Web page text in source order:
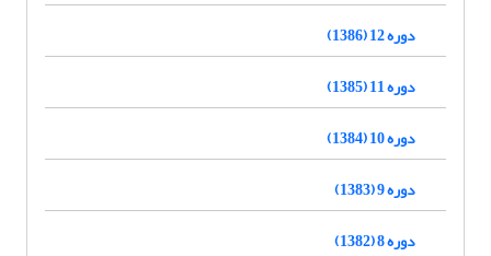
دوره 12 (1386)
دوره 11 (1385)
دوره 10 (1384)
دوره 9 (1383)
دوره 8 (1382)